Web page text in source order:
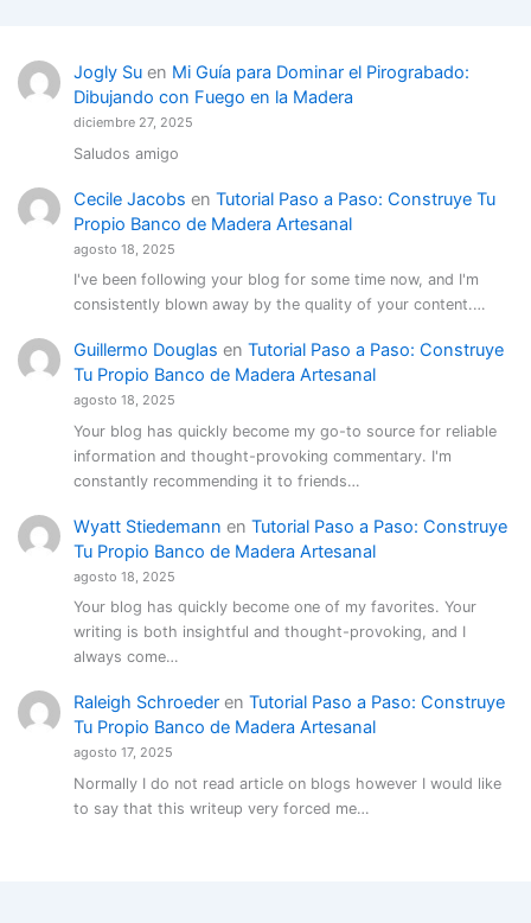
Jogly Su en Mi Guía para Dominar el Pirograbado:
Dibujando con Fuego en la Madera
diciembre 27, 2025
Saludos amigo
Cecile Jacobs en Tutorial Paso a Paso: Construye Tu
Propio Banco de Madera Artesanal
agosto 18, 2025
I've been following your blog for some time now, and I'm
consistently blown away by the quality of your content.…
Guillermo Douglas en Tutorial Paso a Paso: Construye
Tu Propio Banco de Madera Artesanal
agosto 18, 2025
Your blog has quickly become my go-to source for reliable
information and thought-provoking commentary. I'm
constantly recommending it to friends…
Wyatt Stiedemann en Tutorial Paso a Paso: Construye
Tu Propio Banco de Madera Artesanal
agosto 18, 2025
Your blog has quickly become one of my favorites. Your
writing is both insightful and thought-provoking, and I
always come…
Raleigh Schroeder en Tutorial Paso a Paso: Construye
Tu Propio Banco de Madera Artesanal
agosto 17, 2025
Normally I do not read article on blogs however I would like
to say that this writeup very forced me…